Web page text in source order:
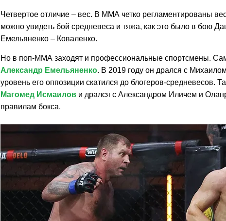
Четвертое отличие – вес. В ММА четко регламентированы
можно увидеть бой средневеса и тяжа, как это было в бою
Емельяненко – Коваленко.
Но в поп-ММА заходят и профессиональные спортсмены.
Александр Емельяненко. В 2019 году он дрался с
уровень его оппозиции скатился до блогеров-средневесов.
Магомед Исмаилов и дрался с Александром Иличем и
правилам бокса.